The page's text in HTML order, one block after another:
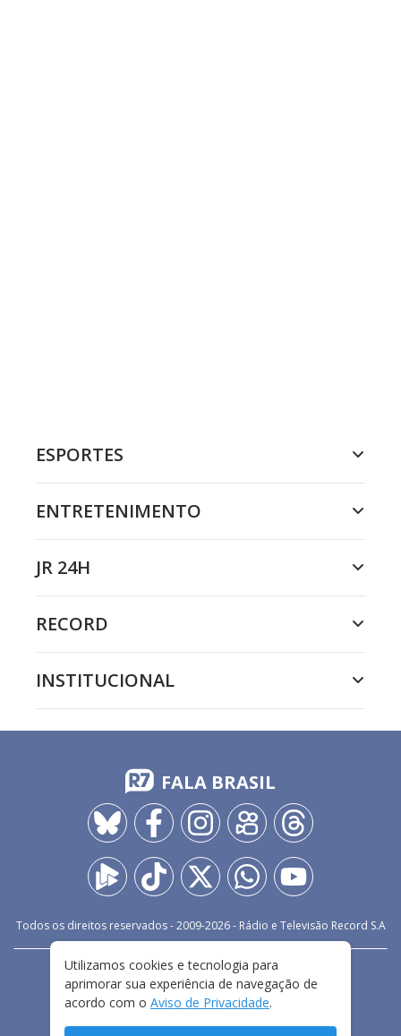
ESPORTES
ENTRETENIMENTO
JR 24H
RECORD
INSTITUCIONAL
FALA BRASIL
Todos os direitos reservados - 2009-2026- Rádio e Televisão Record S.A
FALE CONOSCO
PRIVACIDADE
TERMOS E CONDIÇÕES DE USO
Utilizamos cookies e tecnologia para
aprimorar sua experiência de navegação de
acordo com o Aviso de Privacidade.